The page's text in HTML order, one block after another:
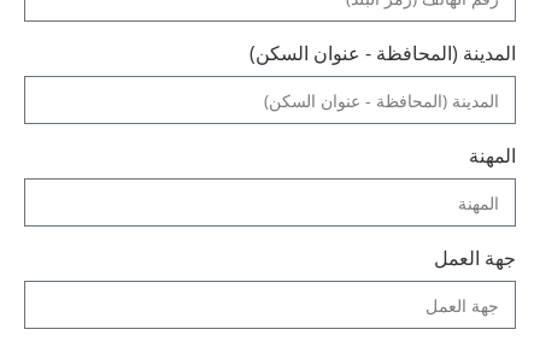
المدينة (المحافظة - عنوان السكن)
المهنة
جهة العمل